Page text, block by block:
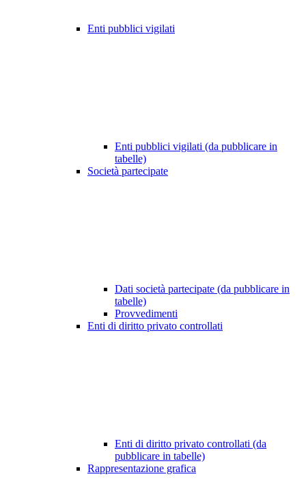
Enti pubblici vigilati
Enti pubblici vigilati (da pubblicare in
tabelle)
Società partecipate
Dati società partecipate (da pubblicare in
tabelle)
Provvedimenti
Enti di diritto privato controllati
Enti di diritto privato controllati (da
pubblicare in tabelle)
Rappresentazione grafica